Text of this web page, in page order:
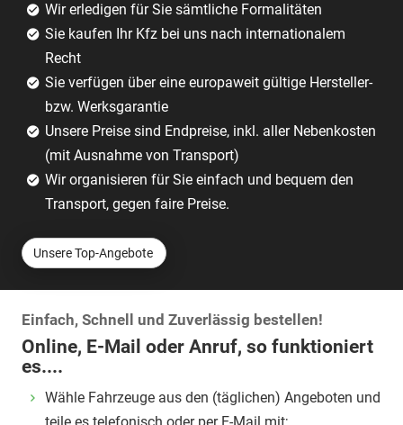
Wir erledigen für Sie sämtliche Formalitäten
Sie kaufen Ihr Kfz bei uns nach internationalem
Recht
Sie verfügen über eine europaweit gültige Hersteller-
bzw. Werksgarantie
Unsere Preise sind Endpreise, inkl. aller Nebenkosten
(mit Ausnahme von Transport)
Wir organisieren für Sie einfach und bequem den
Transport, gegen faire Preise.
Unsere Top-Angebote
Einfach, Schnell und Zuverlässig bestellen!
Online, E-Mail oder Anruf, so funktioniert
es....
Wähle Fahrzeuge aus den (täglichen) Angeboten und